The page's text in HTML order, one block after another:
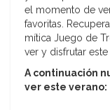
el momento de
favoritas.
mítica Juego de
ver y disfrutar este
A continuación
ver este verano: